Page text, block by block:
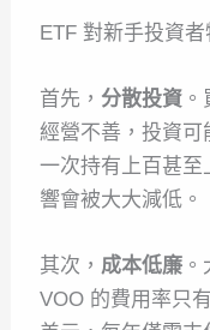
ETF 對新手投資
首先， 分散投資
經營不善，投資可
一次持有上百甚至
響會被大大減低。
其次， 成本低廉
VOO 的費用率只